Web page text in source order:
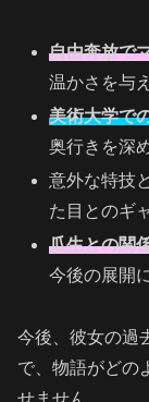
自由奔放で
温かさを与
美術大学で
奥行きを深
意外な特技
た目とのギ
瓜生との関
今後の展開
今後、彼女の過
で、物語がどの
せません。